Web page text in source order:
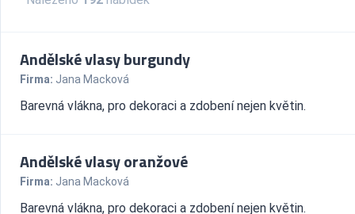
Andělské vlasy burgundy
Firma: Jana Macková
Barevná vlákna, pro dekoraci a zdobení nejen květin.
Andělské vlasy oranžové
Firma: Jana Macková
Barevná vlákna, pro dekoraci a zdobení nejen květin.